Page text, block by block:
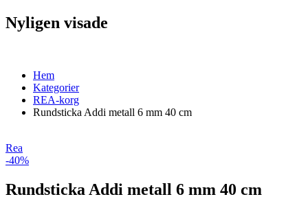
Nyligen visade
Hem
Kategorier
REA-korg
Rundsticka Addi metall 6 mm 40 cm
Rea
-40%
Rundsticka Addi metall 6 mm 40 cm